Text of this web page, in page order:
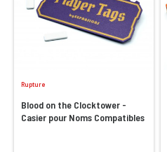
Rupture
Blood on the Clocktower -
Casier pour Noms Compatibles